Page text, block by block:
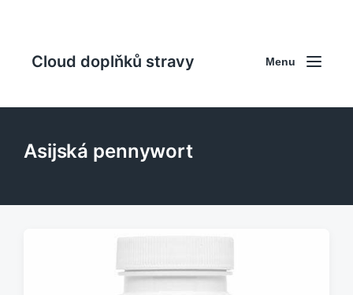
Cloud doplňků stravy Menu
Asijská pennywort